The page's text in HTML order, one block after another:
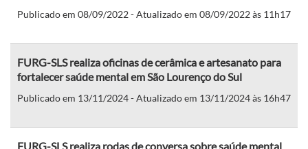
Publicado em 08/09/2022 - Atualizado em 08/09/2022 às 11h17
FURG-SLS realiza oficinas de cerâmica e artesanato para
fortalecer saúde mental em São Lourenço do Sul
Publicado em 13/11/2024 - Atualizado em 13/11/2024 às 16h47
FURG-SLS realiza rodas de conversa sobre saúde mental